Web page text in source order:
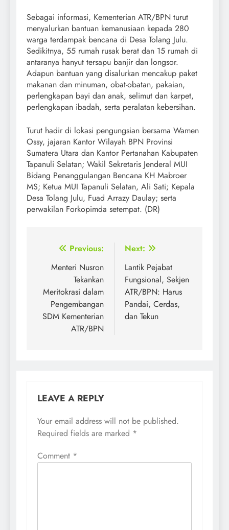
Sebagai informasi, Kementerian ATR/BPN turut
menyalurkan bantuan kemanusiaan kepada 280
warga terdampak bencana di Desa Tolang Julu.
Sedikitnya, 55 rumah rusak berat dan 15 rumah di
antaranya hanyut tersapu banjir dan longsor.
Adapun bantuan yang disalurkan mencakup paket
makanan dan minuman, obat-obatan, pakaian,
perlengkapan bayi dan anak, selimut dan karpet,
perlengkapan ibadah, serta peralatan kebersihan.
Turut hadir di lokasi pengungsian bersama Wamen
Ossy, jajaran Kantor Wilayah BPN Provinsi
Sumatera Utara dan Kantor Pertanahan Kabupaten
Tapanuli Selatan; Wakil Sekretaris Jenderal MUI
Bidang Penanggulangan Bencana KH Mabroer
MS; Ketua MUI Tapanuli Selatan, Ali Sati; Kepala
Desa Tolang Julu, Fuad Arrazy Daulay; serta
perwakilan Forkopimda setempat. (DR)
Post
navigation
Previous:
Menteri Nusron
Tekankan
Meritokrasi dalam
Pengembangan
SDM Kementerian
ATR/BPN
Next:
Lantik Pejabat
Fungsional, Sekjen
ATR/BPN: Harus
Pandai, Cerdas,
dan Tekun
LEAVE A REPLY
Your email address will not be published.
Required fields are marked *
Comment *